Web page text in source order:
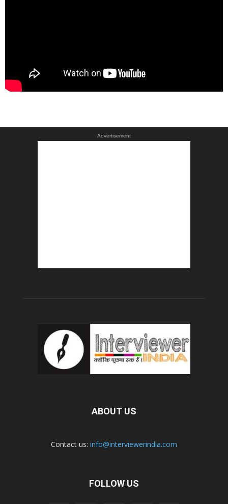
Advertisement
ABOUT US
Contact us: info@interviewerindia.com
FOLLOW US